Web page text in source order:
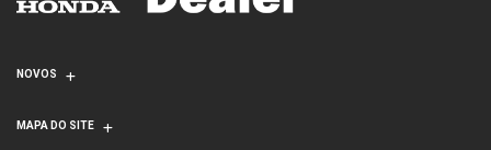
NOVOS
MAPA DO SITE